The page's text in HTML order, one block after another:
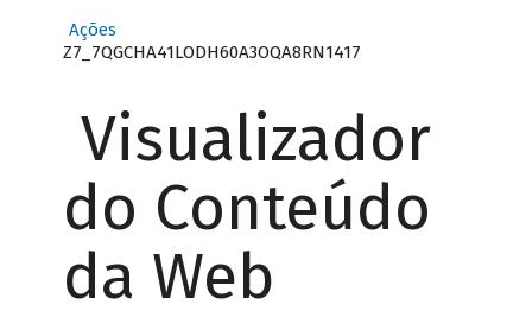
Ações
Z7_7QGCHA41LODH60A3OQA8RN1417
Visualizador
do Conteúdo
da Web